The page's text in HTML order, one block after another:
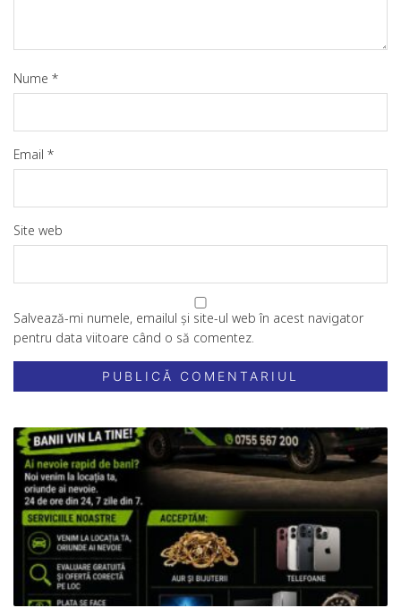
Nume *
Email *
Site web
Salvează-mi numele, emailul și site-ul web în acest navigator
pentru data viitoare când o să comentez.